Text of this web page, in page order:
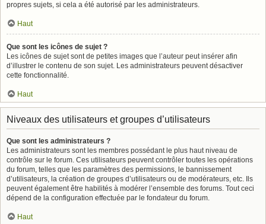
propres sujets, si cela a été autorisé par les administrateurs.
Haut
Que sont les icônes de sujet ?
Les icônes de sujet sont de petites images que l’auteur peut insérer afin
d’illustrer le contenu de son sujet. Les administrateurs peuvent désactiver
cette fonctionnalité.
Haut
Niveaux des utilisateurs et groupes d’utilisateurs
Que sont les administrateurs ?
Les administrateurs sont les membres possédant le plus haut niveau de
contrôle sur le forum. Ces utilisateurs peuvent contrôler toutes les opérations
du forum, telles que les paramètres des permissions, le bannissement
d’utilisateurs, la création de groupes d’utilisateurs ou de modérateurs, etc. Ils
peuvent également être habilités à modérer l’ensemble des forums. Tout ceci
dépend de la configuration effectuée par le fondateur du forum.
Haut